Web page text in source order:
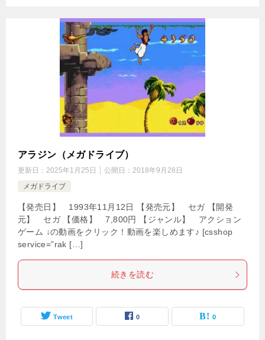
アラジン（メガドライブ）
更新日： 2025年1月25日 公開日： 2018年9月28日
メガドライブ
【発売日】 1993年11月12日 【発売元】 セガ 【開発
元】 セガ 【価格】 7,800円 【ジャンル】 アクション
ゲーム ↓の動画をクリック！動画を楽しめます♪ [csshop
service=”rak […]
続きを読む
Tweet 0 0